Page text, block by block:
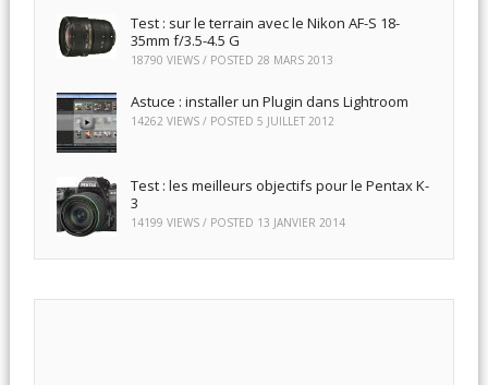
Test : sur le terrain avec le Nikon AF-S 18-
35mm f/3.5-4.5 G
18790 VIEWS / POSTED 28 MARS 2013
Astuce : installer un Plugin dans Lightroom
14262 VIEWS / POSTED 5 JUILLET 2012
Test : les meilleurs objectifs pour le Pentax K-
3
14199 VIEWS / POSTED 13 JANVIER 2014